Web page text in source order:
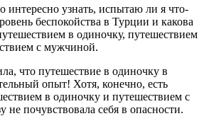
интересно узнать, испытаю ли я что-
беспокойства в Турции и какова
в одиночку, путешествием
с мужчиной.
что путешествие в одиночку в
опыт! Хотя, конечно, есть
в одиночку и путешествием с
не почувствовала себя в опасности.